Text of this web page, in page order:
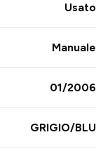
Usato
Manuale
01/2006
GRIGIO/BLU